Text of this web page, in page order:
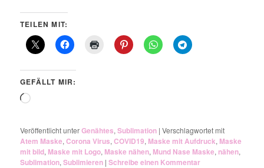
TEILEN MIT:
GEFÄLLT MIR:
Wird
Veröffentlicht unterGenähtes,Sublimation |Verschlagwortet mit
Atem Maske,Corona Virus,COVID19, Maske mit Aufdruck, Maske
mit bild, Maske mit Logo, Maske nähen, Mund Nase Maske, nähen,
Sublimation,Sublimieren |Schreibe einen Kommentar